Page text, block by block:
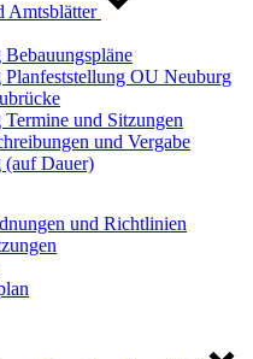
Amtsblätter
Planfeststellung OU Neuburg
und Sitzungen
und Vergabe
(auf Dauer)
und Richtlinien